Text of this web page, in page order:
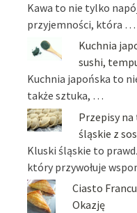
Kawa to nie tylko
przyjemności, która …
Kuchnia
sushi,
Kuchnia japońska to
także sztuka, …
Przepisy
śląskie z
Kluski śląskie to
który przywołuje
Ciasto
Okazję